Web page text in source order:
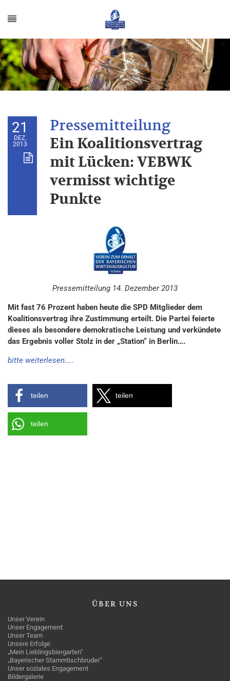
21
DEZ.
2013
Ein Koalitionsvertrag
mit Lücken: VEBWK
vermisst wichtige
Punkte
Pressemitteilung 14. Dezember 2013
Mit fast 76 Prozent haben heute die SPD Mitglieder dem
Koalitionsvertrag ihre Zustimmung erteilt. Die Partei feierte
dieses als besondere demokratische Leistung und verkündete
das Ergebnis voller Stolz in der „Station“ in Berlin….
bitte weiterlesen…..
teilen teilen
teilen
ÜBER UNS
Unser Verein
Unser Engagement
Unser Team
Unsere Erfolge
„Mein Lieblingsbiergarten“
„Bayerischer Stammtischbruder“
Unser soziales Engagement
Bildergalerie